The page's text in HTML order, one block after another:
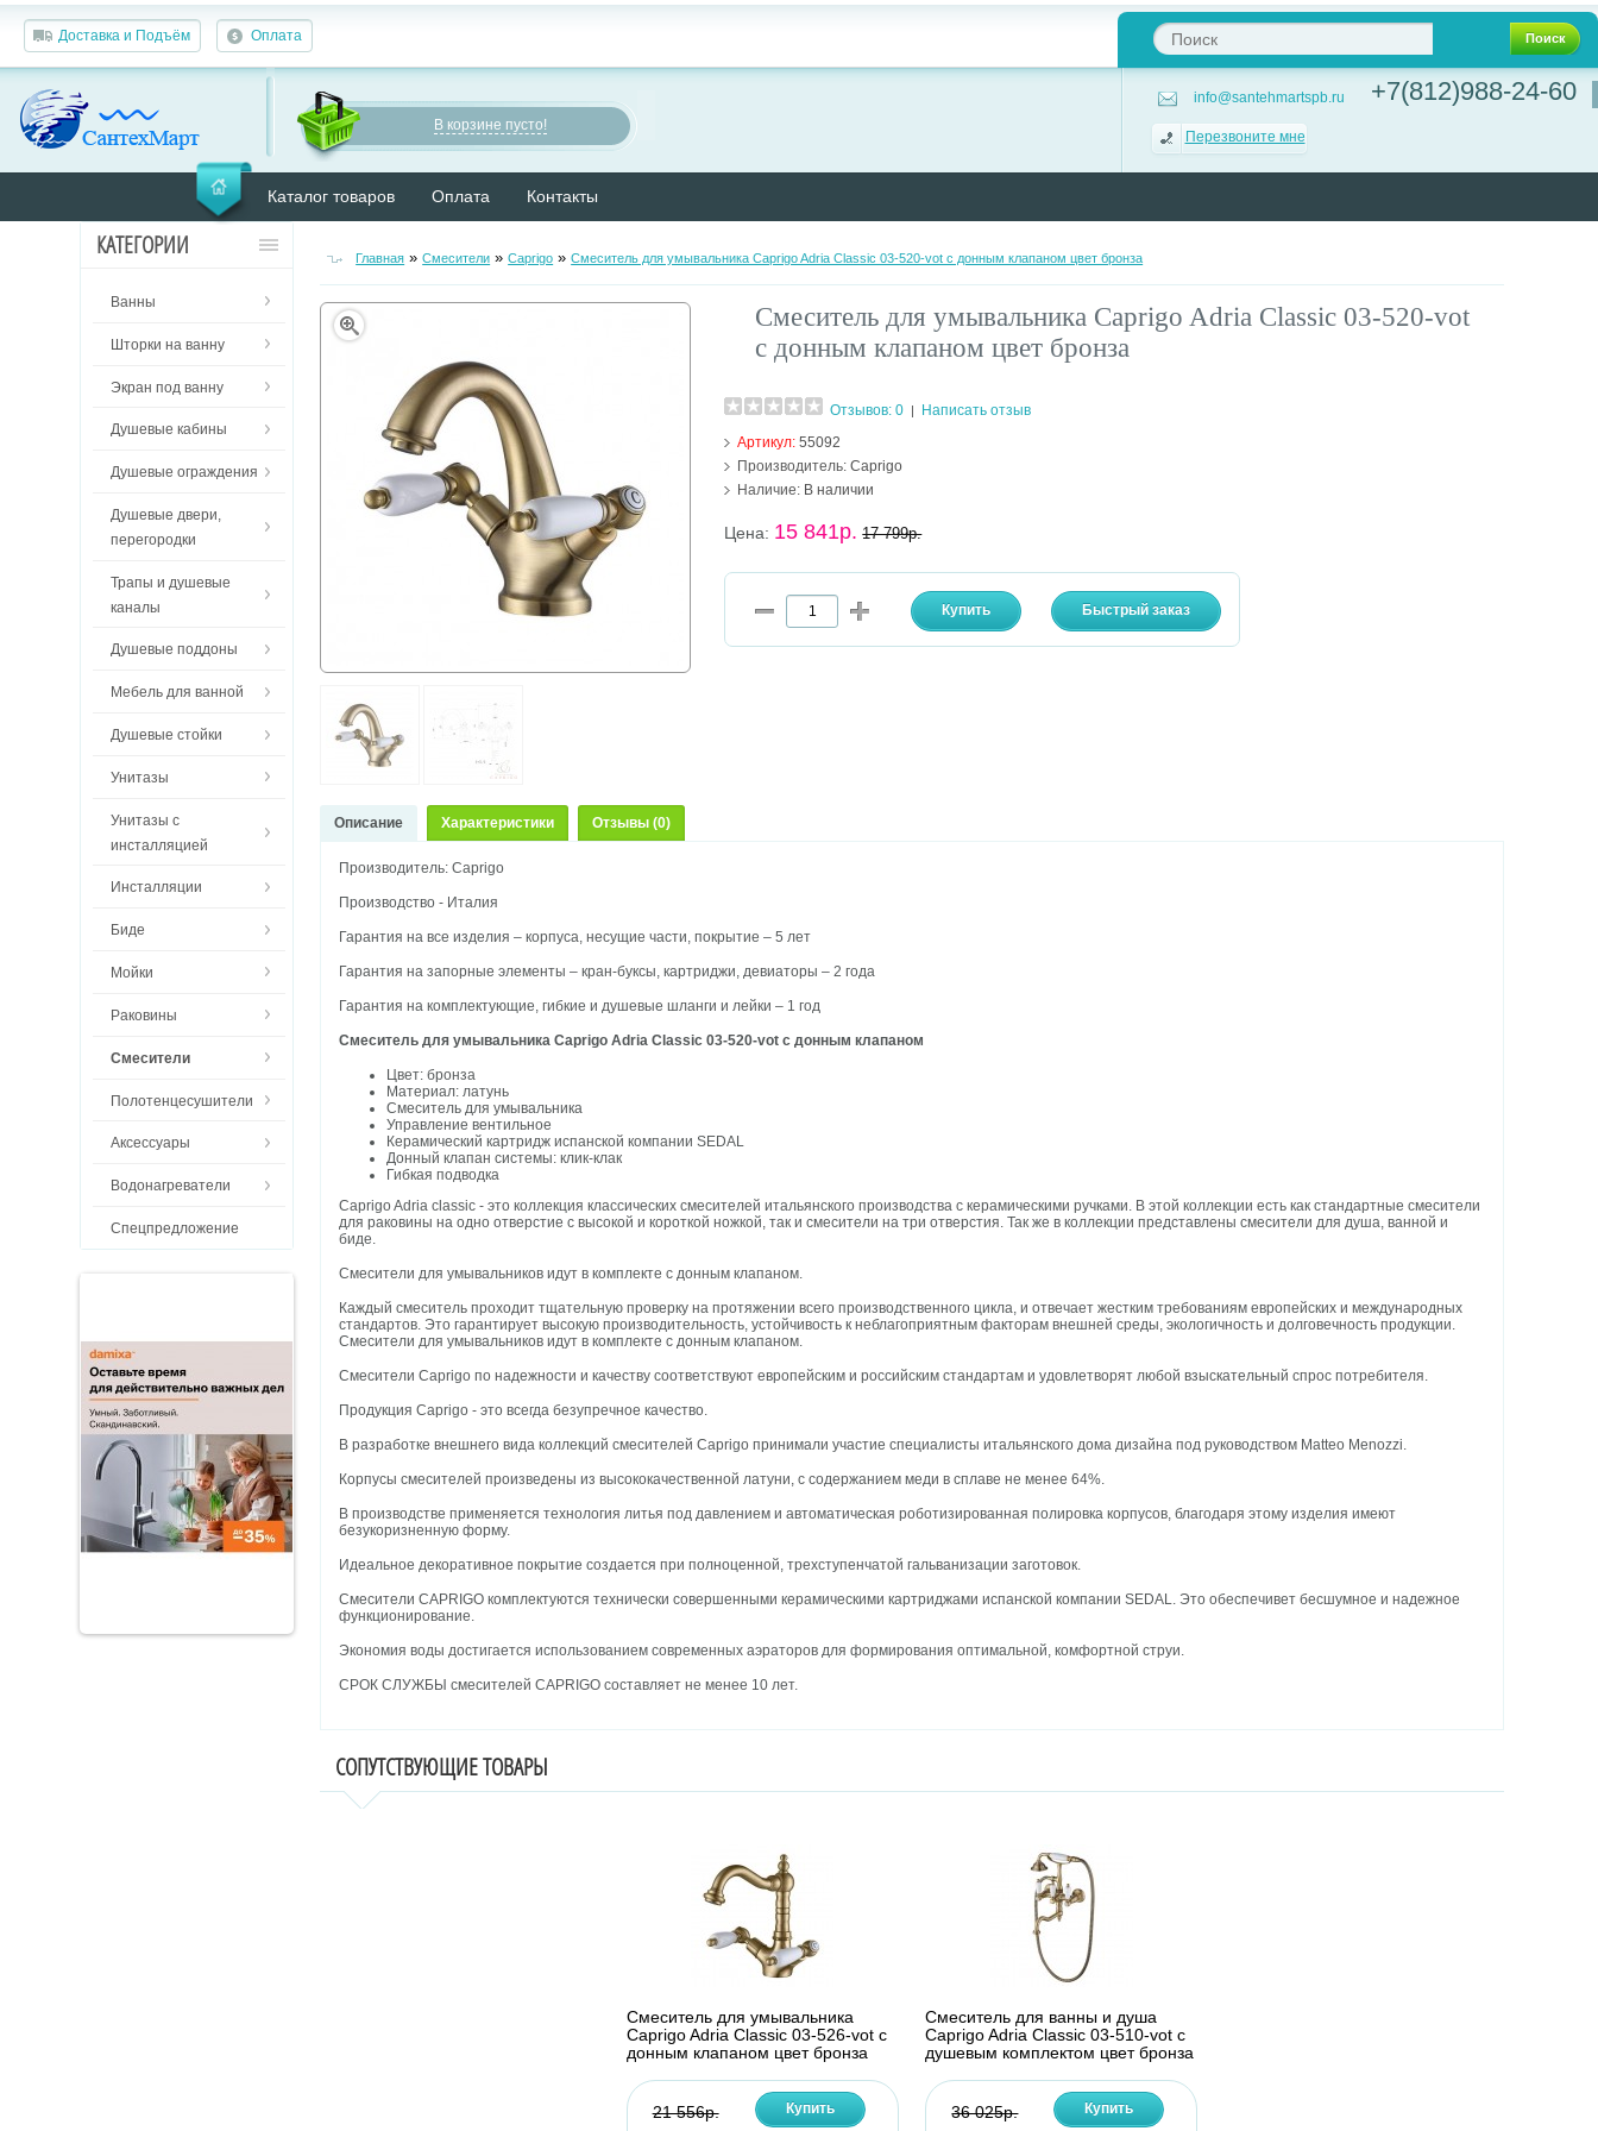
Доставка и Подъём Оплата Поиск
В корзине пусто!
info@santehmartspb.ru
Перезвоните мне
+7(812)988-24-60
Каталог товаров Оплата Контакты
КАТЕГОРИИ
Ванны
Шторки на ванну
Экран под ванну
Душевые кабины
Душевые ограждения
Душевые двери,
перегородки
Трапы и душевые
каналы
Душевые поддоны
Мебель для ванной
Душевые стойки
Унитазы
Унитазы с
инсталляцией
Инсталляции
Биде
Мойки
Раковины
Смесители
Полотенцесушители
Аксессуары
Водонагреватели
Спецпредложение
Главная »Смесители »Caprigo »Смеситель для умывальника Caprigo Adria Classic 03-520-vot с донным клапаном цвет бронза
Смеситель для умывальника Caprigo Adria Classic 03-520-vot
с донным клапаном цвет бронза
Отзывов: 0 |
Написать отзыв
Артикул:55092
Производитель: Caprigo
Наличие: В наличии
Цена: 15 841р. 17 799р.
Описание Характеристики Отзывы (0)
Производитель: Caprigo
Производство - Италия
Гарантия на все изделия – корпуса, несущие части, покрытие – 5 лет
Гарантия на запорные элементы – кран-буксы, картриджи, девиаторы – 2 года
Гарантия на комплектующие, гибкие и душевые шланги и лейки – 1 год
Смеситель для умывальника Caprigo Adria Classic 03-520-vot с донным клапаном
Цвет: бронза
Материал: латунь
Смеситель для умывальника
Управление вентильное
Керамический картридж испанской компании SEDAL
Донный клапан системы: клик-клак
Гибкая подводка
Caprigo Adria classic - это коллекция классических смесителей итальянского производства с керамическими ручками. В этой коллекции есть как стандартные смесители
для раковины на одно отверстие с высокой и короткой ножкой, так и смесители на три отверстия. Так же в коллекции представлены смесители для душа, ванной и
биде.
Смесители для умывальников идут в комплекте с донным клапаном.
Каждый смеситель проходит тщательную проверку на протяжении всего производственного цикла, и отвечает жестким требованиям европейских и международных
стандартов. Это гарантирует высокую производительность, устойчивость к неблагоприятным факторам внешней среды, экологичность и долговечность продукции.
Смесители для умывальников идут в комплекте с донным клапаном.
Смесители Caprigo по надежности и качеству соответствуют европейским и российским стандартам и удовлетворят любой взыскательный спрос потребителя.
Продукция Caprigo - это всегда безупречное качество.
В разработке внешнего вида коллекций смесителей Caprigo принимали участие специалисты итальянского дома дизайна под руководством Matteo Menozzi.
Корпусы смесителей произведены из высококачественной латуни, с содержанием меди в сплаве не менее 64%.
В производстве применяется технология литья под давлением и автоматическая роботизированная полировка корпусов, благодаря этому изделия имеют
безукоризненную форму.
Идеальное декоративное покрытие создается при полноценной, трехступенчатой гальванизации заготовок.
Смесители CAPRIGO комплектуются технически совершенными керамическими картриджами испанской компании SEDAL. Это обеспечивет бесшумное и надежное
функционирование.
Экономия воды достигается использованием современных аэраторов для формирования оптимальной, комфортной струи.
СРОК СЛУЖБЫ смесителей CAPRIGO составляет не менее 10 лет.
СОПУТСТВУЮЩИЕ ТОВАРЫ
Смеситель для умывальника
Caprigo Adria Classic 03-526-vot с
донным клапаном цвет бронза
21 556р. Купить
Смеситель для ванны и душа
Caprigo Adria Classic 03-510-vot с
душевым комплектом цвет бронза
36 025р. Купить